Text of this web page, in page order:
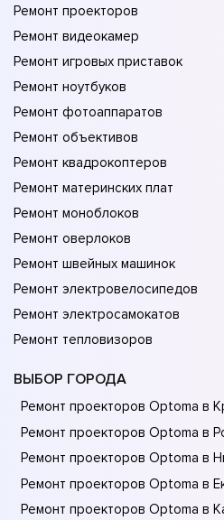
Ремонт проекторов
Ремонт видеокамер
Ремонт игровых приставок
Ремонт ноутбуков
Ремонт фотоаппаратов
Ремонт объективов
Ремонт квадрокоптеров
Ремонт материнских плат
Ремонт моноблоков
Ремонт оверлоков
Ремонт швейных машинок
Ремонт электровелосипедов
Ремонт электросамокатов
Ремонт тепловизоров
ВЫБОР ГОРОДА
Ремонт проекторов Optoma в
Ремонт проекторов Optoma в
Ремонт проекторов Optoma в
Ремонт проекторов Optoma в
Ремонт проекторов Optoma в